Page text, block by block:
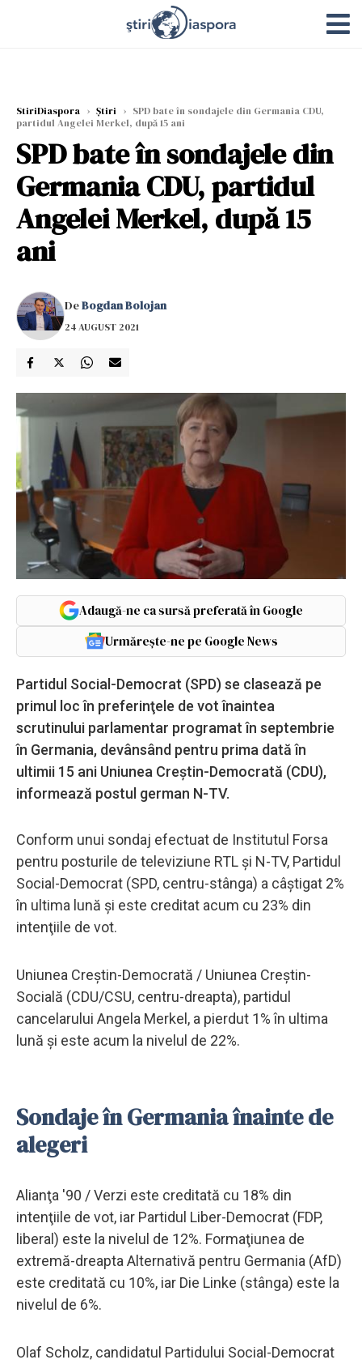
StiriDiaspora › Știri › SPD bate în sondajele din Germania CDU,
partidul Angelei Merkel, după 15 ani
SPD bate în sondajele din
Germania CDU, partidul
Angelei Merkel, după 15
ani
DeBogdan Bolojan
24 AUGUST 2021
Adaugă-ne ca sursă preferată în Google
Urmărește-ne pe Google News
Partidul Social-Democrat (SPD) se clasează pe
primul loc în preferinţele de vot înaintea
scrutinului parlamentar programat în septembrie
în Germania, devânsând pentru prima dată în
ultimii 15 ani Uniunea Creştin-Democrată (CDU),
informează postul german N-TV.
Conform unui sondaj efectuat de Institutul Forsa
pentru posturile de televiziune RTL şi N-TV, Partidul
Social-Democrat (SPD, centru-stânga) a câştigat 2%
în ultima lună şi este creditat acum cu 23% din
intenţiile de vot.
Uniunea Creştin-Democrată / Uniunea Creştin-
Socială (CDU/CSU, centru-dreapta), partidul
cancelarului Angela Merkel, a pierdut 1% în ultima
lună şi este acum la nivelul de 22%.
Sondaje în Germania înainte de
alegeri
Alianţa '90 / Verzi este creditată cu 18% din
intenţiile de vot, iar Partidul Liber-Democrat (FDP,
liberal) este la nivelul de 12%. Formaţiunea de
extremă-dreapta Alternativă pentru Germania (AfD)
este creditată cu 10%, iar Die Linke (stânga) este la
nivelul de 6%.
Olaf Scholz, candidatul Partidului Social-Democrat